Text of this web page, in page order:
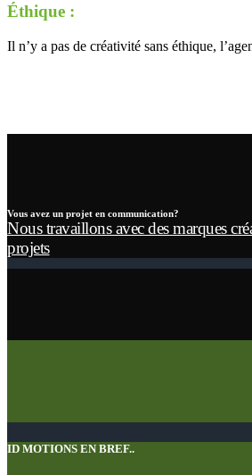
Éthique :
Il n’y a pas de créativité sans éthique,
Vous avez un projet en communication?
Nous travaillons avec des marques
projets
ID MOTIONS EN BREF..